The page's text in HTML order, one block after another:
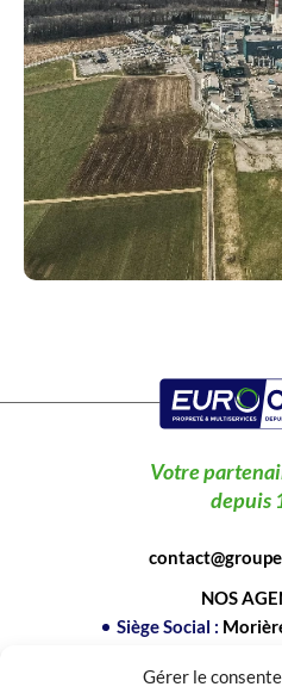
Gérer le
Votre
depuis
NOS
Siège Social :
Rhône Alpes :